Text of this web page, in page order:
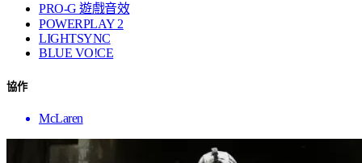
PRO-G 遊戲音效
POWERPLAY 2
LIGHTSYNC
BLUE VO!CE
協作
McLaren